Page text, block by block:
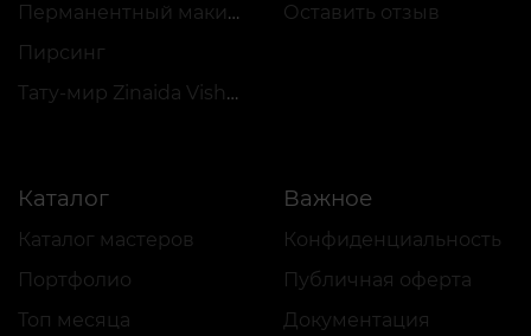
Перманентный макияж
Пирсинг
Тату-мир Zinaida Vishenka
Оставить отзыв
Каталог
Каталог мастеров
Портфолио
Топ месяца
Важное
Конфиденциальность
Публичная оферта
Документация